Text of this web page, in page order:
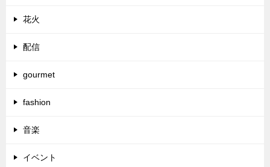
花火
配信
gourmet
fashion
音楽
イベント